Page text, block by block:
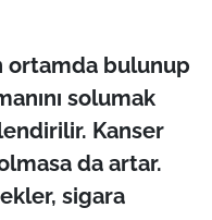
ortamda bulunup
solumak
Kanser
da artar.
sigara